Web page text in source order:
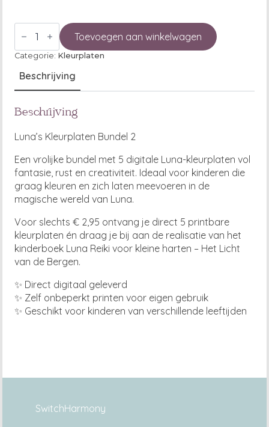
kleurplaten
bundel
aantal
Toevoegen aan winkelwagen
Categorie: Kleurplaten
Beschrijving
Beschrijving
Luna’s Kleurplaten Bundel 2
Een vrolijke bundel met 5 digitale Luna-kleurplaten vol
fantasie, rust en creativiteit. Ideaal voor kinderen die
graag kleuren en zich laten meevoeren in de
magische wereld van Luna.
Voor slechts € 2,95 ontvang je direct 5 printbare
kleurplaten én draag je bij aan de realisatie van het
kinderboek Luna Reiki voor kleine harten – Het Licht
van de Bergen.
✨ Direct digitaal geleverd
✨ Zelf onbeperkt printen voor eigen gebruik
✨ Geschikt voor kinderen van verschillende leeftijden
SwitchHarmony